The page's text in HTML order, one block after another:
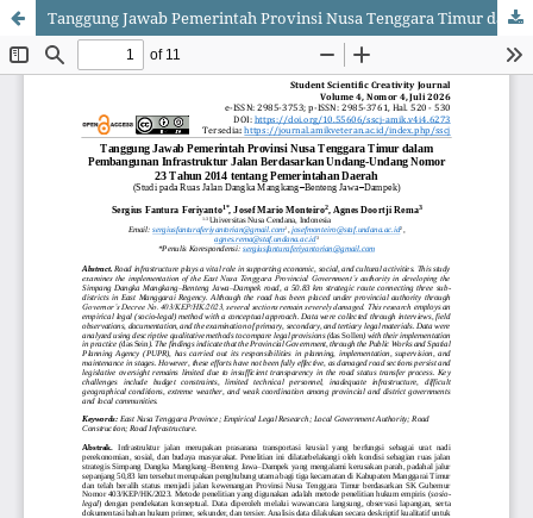
Tanggung Jawab Pemerintah Provinsi Nusa Tenggara Timur dalam Pembangunan Infrastruktur Jalan Berdasarkan Undang-Undang Nomor 23 Tahun 2014 tentang Pemerintahan Daerah